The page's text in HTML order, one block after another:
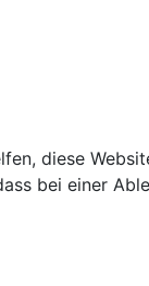
diese
bei einer